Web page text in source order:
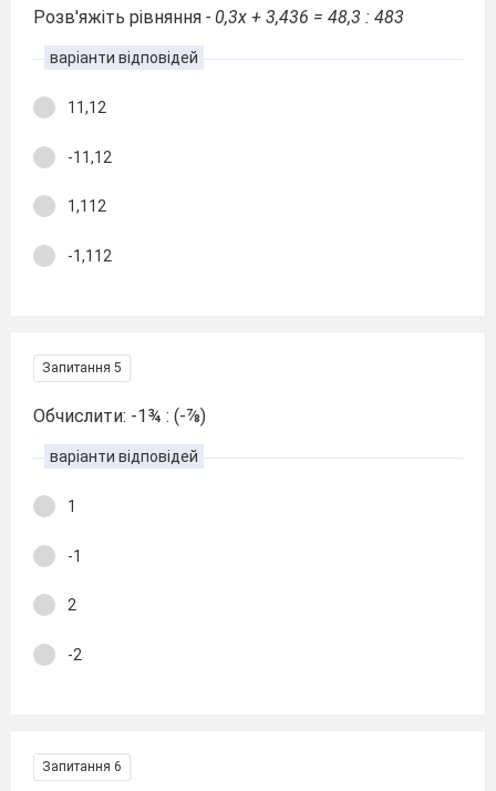
Розв'яжіть рівняння - 0,3х + 3,436 = 48,3 : 483
варіанти відповідей
11,12
-11,12
1,112
-1,112
Запитання 5
Обчислити: -1¾ : (-⅞)
варіанти відповідей
1
-1
2
-2
Запитання 6